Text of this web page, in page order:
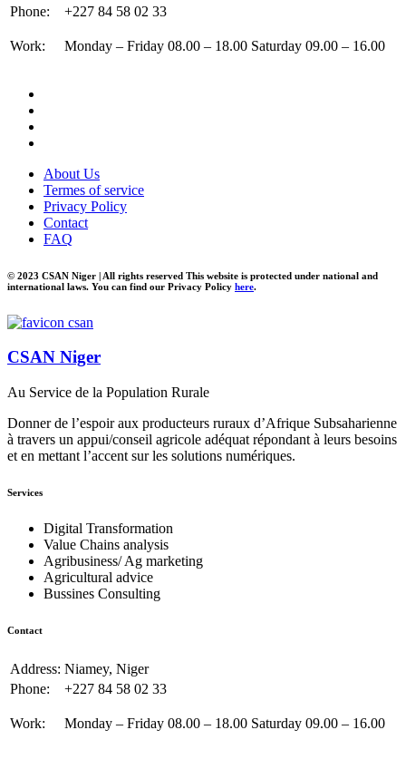
Phone:
+227 84 58 02 33
Work: Monday – Friday 08.00 – 18.00 Saturday 09.00 – 16.00
About Us
Termes of service
Privacy Policy
Contact
FAQ
© 2023 CSAN Niger | All rights reserved This website is protected under national and
international laws. You can find our Privacy Policy here.
CSAN Niger
Au Service de la Population Rurale
Donner de l’espoir aux producteurs ruraux d’Afrique Subsaharienne
à travers un appui/conseil agricole adéquat répondant à leurs besoins
et en mettant l’accent sur les solutions numériques.
Services
Digital Transformation
Value Chains analysis
Agribusiness/ Ag marketing
Agricultural advice
Bussines Consulting
Contact
Address: Niamey, Niger
Phone:
+227 84 58 02 33
Work: Monday – Friday 08.00 – 18.00 Saturday 09.00 – 16.00